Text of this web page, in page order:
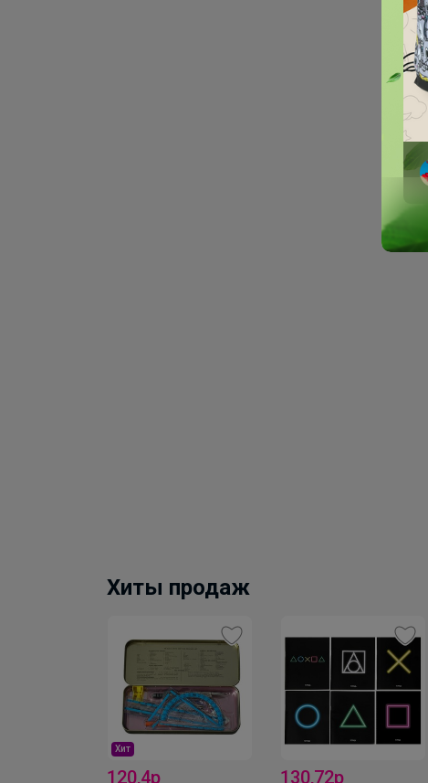
Хиты продаж
Хит
120,4р 130,72р